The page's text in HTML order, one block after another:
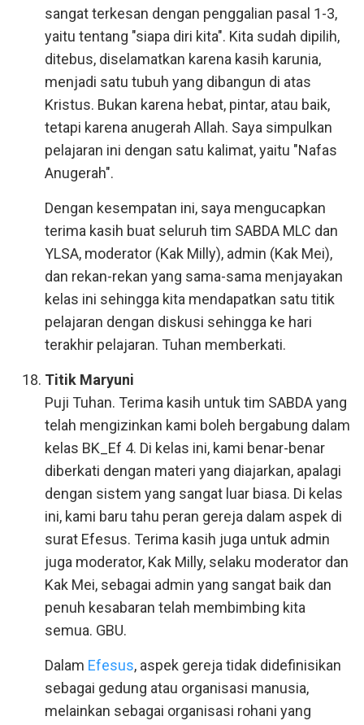
sangat terkesan dengan penggalian pasal 1-3,
yaitu tentang "siapa diri kita". Kita sudah dipilih,
ditebus, diselamatkan karena kasih karunia,
menjadi satu tubuh yang dibangun di atas
Kristus. Bukan karena hebat, pintar, atau baik,
tetapi karena anugerah Allah. Saya simpulkan
pelajaran ini dengan satu kalimat, yaitu "Nafas
Anugerah".
Dengan kesempatan ini, saya mengucapkan
terima kasih buat seluruh tim SABDA MLC dan
YLSA, moderator (Kak Milly), admin (Kak Mei),
dan rekan-rekan yang sama-sama menjayakan
kelas ini sehingga kita mendapatkan satu titik
pelajaran dengan diskusi sehingga ke hari
terakhir pelajaran. Tuhan memberkati.
Titik Maryuni
Puji Tuhan. Terima kasih untuk tim SABDA yang
telah mengizinkan kami boleh bergabung dalam
kelas BK_Ef 4. Di kelas ini, kami benar-benar
diberkati dengan materi yang diajarkan, apalagi
dengan sistem yang sangat luar biasa. Di kelas
ini, kami baru tahu peran gereja dalam aspek di
surat Efesus. Terima kasih juga untuk admin
juga moderator, Kak Milly, selaku moderator dan
Kak Mei, sebagai admin yang sangat baik dan
penuh kesabaran telah membimbing kita
semua. GBU.
Dalam Efesus, aspek gereja tidak didefinisikan
sebagai gedung atau organisasi manusia,
melainkan sebagai organisasi rohani yang